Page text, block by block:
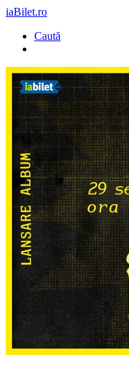
iaBilet.ro
Caută